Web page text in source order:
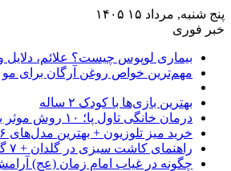
پنج شنبه, مرداد ۱۵ ۱۴۰۵
خبر فوری
بیماری لوپوس چیست؟ علائم،
مهم‌ترین خواص روغن آرگان برای مو
بهترین بازی‌ها با کودک ۲ ساله
درمان خانگی تاول پا؛ ۱۰ روش موثر برای تسکین درد و بهبود سریع
خرید میز تلوزیون + بهترین مدل‌های ۲۰۲۶
راهنمای کاشت سبزی در گلدان + ۷ گیاه پرطرفدار
چگونه در غیاب امام زمان (عج)